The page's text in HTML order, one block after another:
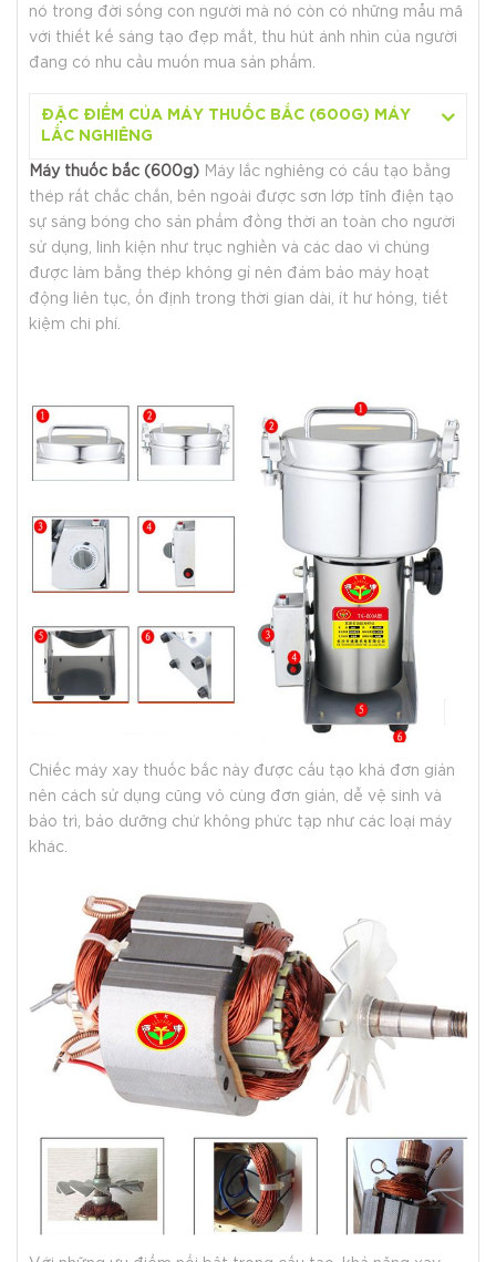
nó trong đời sống con người mà nó còn có những mẫu mã
với thiết kế sáng tạo đẹp mắt, thu hút ánh nhìn của người
đang có nhu cầu muốn mua sản phẩm.
ĐẶC ĐIỂM CỦA MÁY THUỐC BẮC (600G) MÁY
LẮC NGHIÊNG
Máy thuốc bắc (600g) Máy lắc nghiêng có cấu tạo bằng
thép rất chắc chắn, bên ngoài được sơn lớp tĩnh điện tạo
sự sáng bóng cho sản phẩm đồng thời an toàn cho người
sử dụng, linh kiện như trục nghiền và các dao vì chúng
được làm bằng thép không gỉ nên đảm bảo máy hoạt
động liên tục, ổn định trong thời gian dài, ít hư hỏng, tiết
kiệm chi phí.
Chiếc máy xay thuốc bắc này được cấu tạo khá đơn giản
nên cách sử dụng cũng vô cùng đơn giản, dễ vệ sinh và
bảo trì, bảo dưỡng chứ không phức tạp như các loại máy
khác.